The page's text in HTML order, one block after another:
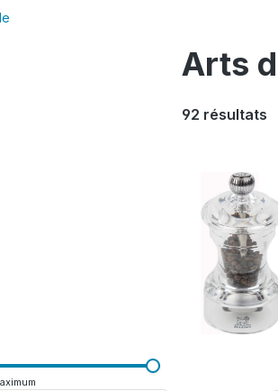
Arts
92 résultats